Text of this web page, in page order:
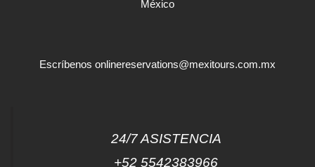
México
Escríbenos onlinereservations@mexitours.com.mx
24/7 ASISTENCIA
+52 5542383966